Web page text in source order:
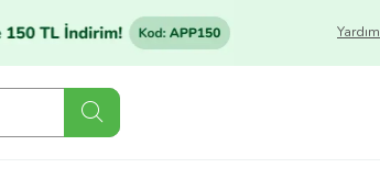
Yardım